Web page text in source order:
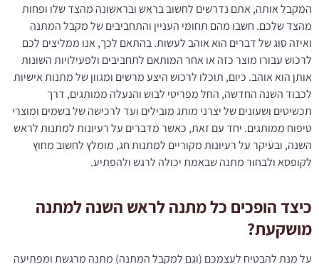
המקבל אותה, אתם נדרשים לחשוב בראש ובראשונה מהצד שלו ופחות
מהצד שלכם. חשבו מהם תחומי העניין והתחביבים של מקבל המתנה
ואיזה סוג של דברים הוא אוהב לעשות. בהתאם לכך, אנו ממליצים לכם
לרכוש עבורו מוצר כזה או אחר המותאם לתחביבים ולפעילויות השונות
אותן הוא אוהב. כיום, תוכלו לרכוש היצע מרשים ומגוון של מתנות אישיות
לכבוד השנה החדשה, החל מפריטי לבוש והנעלה ממותגים, דרך
תכשיטים ושעונים של יצרני מותג מובילים ועד לרכישה של בשמים ומוצרי
טיפוח ממותגים. יחד עם זאת, כאשר מדברים על רעיונות למתנות לראש
השנה, ובעיקר על רעיונות מקוריים למתנות חג, מומלץ לחשוב מחוץ
לקופסא ולבחור מתנה שבאמת יכולה לרגש ולהפתיע.
כיצד הופכים כל מתנה לראש השנה למתנה
מושקעת?
על מנת להבטיח לעצמכם (וגם למקבל המתנה) מתנה מרגשת ומפתיעה